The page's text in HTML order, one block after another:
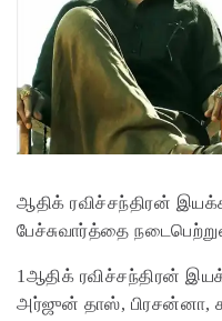
ஆதிக் ரவிச்சந்திரன்
பேச்சுவார்த்தை
1ஆதிக் ரவிச்சந்திரன்
அர்ஜுன் தாஸ், பிரசன்னா,